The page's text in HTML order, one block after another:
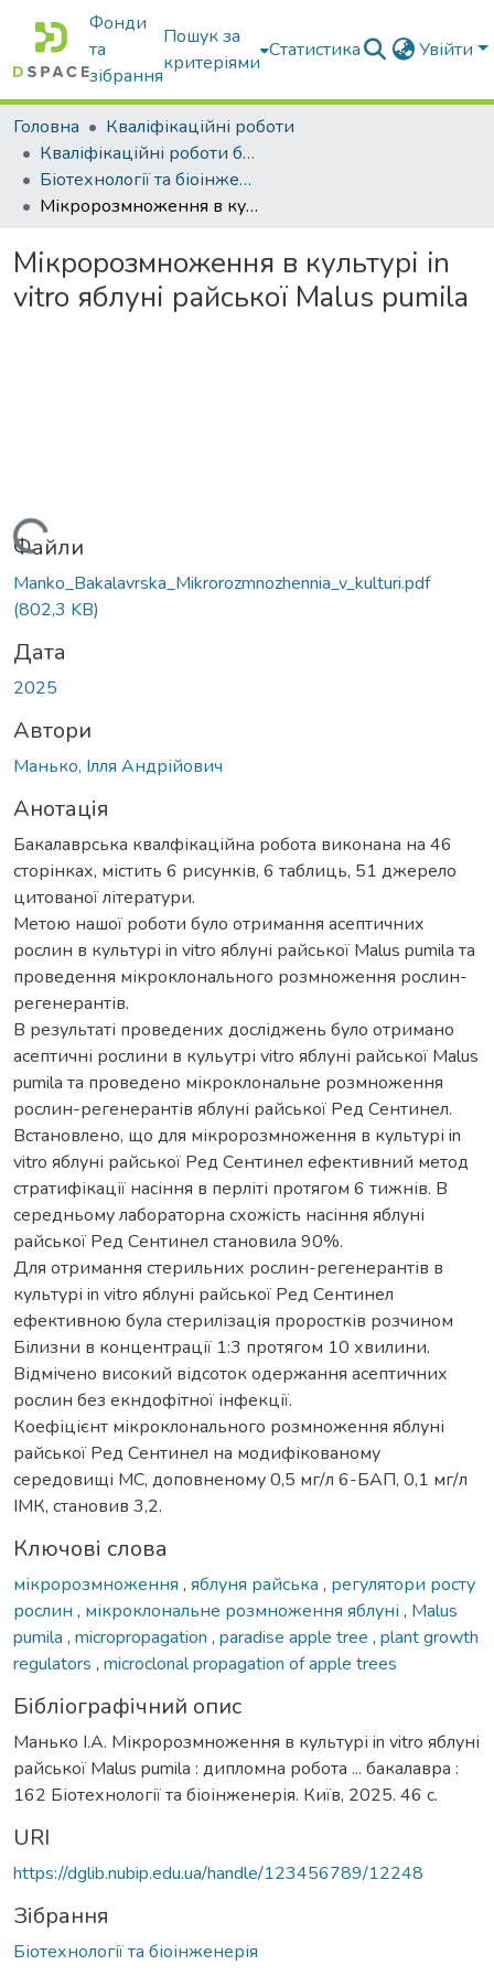
Фонди
та
зібрання
Пошук за
критеріями
Статистика Увійти
Головна
Кваліфікаційні роботи
Кваліфікаційні роботи бакалаврів
Біотехнології та біоінженерія
Мікророзмноження в культурі in vitro яблуні райської Malus pumila
Мікророзмноження в культурі in
vitro яблуні райської Malus pumila
Вантажиться...
Файли
Manko_Bakalavrska_Mikrorozmnozhennia_v_kulturi.pdf
(802,3 KB)
Дата
2025
Автори
Манько, Ілля Андрійович
Анотація
Бакалаврська квалфікаційна робота виконана на 46
сторінках, містить 6 рисунків, 6 таблиць, 51 джерело
цитованої літератури.
Метою нашої роботи було отримання асептичних
рослин в культурі in vitro яблуні райської Malus pumila та
проведення мікроклонального розмноження рослин-
регенерантів.
В результаті проведених досліджень було отримано
асептичні рослини в кульутрі vitro яблуні райської Malus
pumila та проведено мікроклональне розмноження
рослин-регенерантів яблуні райської Ред Сентинел.
Встановлено, що для мікророзмноження в культурі in
vitro яблуні райської Ред Сентинел ефективний метод
стратифікації насіння в перліті протягом 6 тижнів. В
середньому лабораторна схожість насіння яблуні
райської Ред Сентинел становила 90%.
Для отримання стерильних рослин-регенерантів в
культурі in vitro яблуні райської Ред Сентинел
ефективною була стерилізація проростків розчином
Білизни в концентрації 1:3 протягом 10 хвилини.
Відмічено високий відсоток одержання асептичних
рослин без екндофітної інфекції.
Коефіцієнт мікроклонального розмноження яблуні
райської Ред Сентинел на модифікованому
середовищі МС, доповненому 0,5 мг/л 6-БАП, 0,1 мг/л
ІМК, становив 3,2.
Ключові слова
мікророзмноження , яблуня райська , регулятори росту
рослин , мікроклональне розмноження яблуні , Malus
pumila , micropropagation , paradise apple tree , plant growth
regulators , microclonal propagation of apple trees
Бібліографічний опис
Манько І.А. Мікророзмноження в культурі in vitro яблуні
райської Malus pumila : дипломна робота ... бакалавра :
162 Біотехнології та біоінженерія. Київ, 2025. 46 с.
URI
https://dglib.nubip.edu.ua/handle/123456789/12248
Зібрання
Біотехнології та біоінженерія